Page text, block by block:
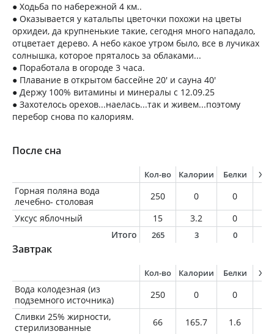
● Ходьба по набережной 4 км..
● Оказывается у катальпы цветочки похожи на цветы
орхидеи, да крупненькие такие, сегодня много нападало,
отцветает дерево. А небо какое утром было, все в лучиках
солнышка, которое пряталось за облаками...
● Поработала в огороде 3 часа.
● Плавание в открытом бассейне 20' и сауна 40'
● Держу 100% витамины и минералы с 12.09.25
● Захотелось орехов...наелась...так и живем...поэтому
перебор снова по калориям.
После сна
Кол-во Калории Белки
Горная поляна вода
лечебно- столовая
250 0 0
Уксус яблочный
15 3.2 0
Итого
265 3 0
Завтрак
Кол-во Калории Белки
Вода колодезная (из
подземного источника)
250 0 0
Сливки 25% жирности,
стерилизованные
66 165.7 1.6